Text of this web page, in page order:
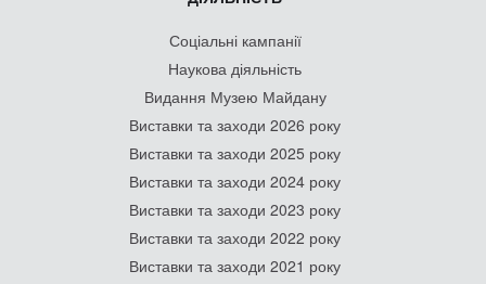
Соціальні кампанії
Наукова діяльність
Видання Музею Майдану
Виставки та заходи 2026 року
Виставки та заходи 2025 року
Виставки та заходи 2024 року
Виставки та заходи 2023 року
Виставки та заходи 2022 року
Виставки та заходи 2021 року